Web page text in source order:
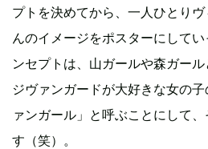
プトを決めてから、一人ひとり
んのイメージをポスターにして
ンセプトは、山ガールや森ガー
ジヴァンガードが大好きな女の
ァンガール」と呼ぶことにして
す（笑）。